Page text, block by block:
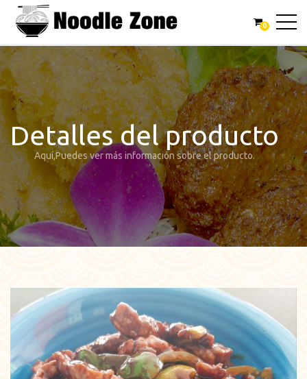
0
Detalles del producto
Aquí,Puedes ver más información sobre el producto.